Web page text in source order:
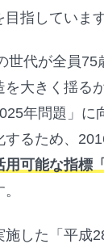
目指しています
世代が全員75
を大きく揺る
年問題」に
するため、
用可能な指標
施した「平成